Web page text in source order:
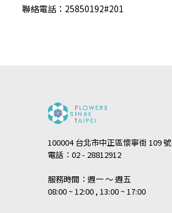
聯絡電話：25850192#201
100004 台北市中正區懷寧街 109 號
電話：02 - 28812912
服務時間：週一 ～ 週五
08:00 ~ 12:00 , 13:00 ~ 17:00